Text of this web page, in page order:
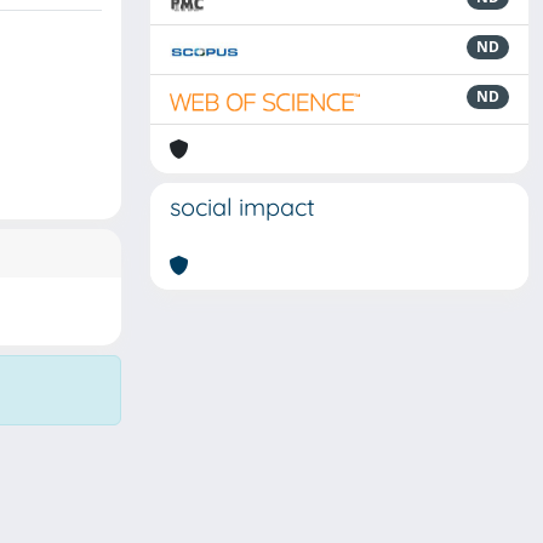
ND
ND
social impact